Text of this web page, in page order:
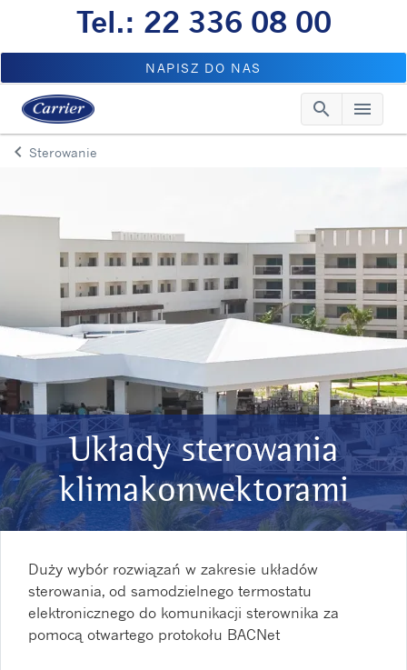
Tel.: 22 336 08 00
NAPISZ DO NAS
search menu
keyboard_arrow_leftArrow back
Sterowanie
Układy sterowania
klimakonwektorami
Duży wybór rozwiązań w zakresie układów
sterowania, od samodzielnego termostatu
elektronicznego do komunikacji sterownika za
pomocą otwartego protokołu BACNet